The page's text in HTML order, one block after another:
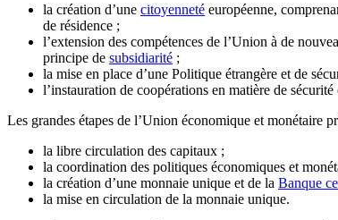
la création d’une citoyenneté européenne,
de résidence ;
l’extension des compétences de l’Union à de
principe de subsidiarité ;
la mise en place d’une Politique étrangère et de
l’instauration de coopérations en matière de sécurité
Les grandes étapes de l’Union économique et monétaire
la libre circulation des capitaux ;
la coordination des politiques économiques et
la création d’une monnaie unique et de la Banque
la mise en circulation de la monnaie unique.